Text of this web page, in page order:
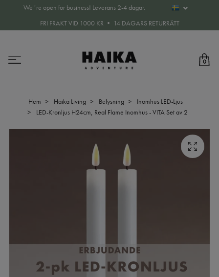
We´re open for business! Leverans 2-4 dagar.
FRI FRAKT VID 1000 KR • 14 DAGARS RETURRÄTT
0
Hem Haika Living Belysning
Inomhus LED-Ljus
LED-Kronljus H24cm, Real Flame Inomhus - VITA Set av 2